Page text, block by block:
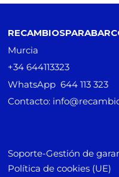
Murcia
+34 644113323
WhatsApp 644 113 323
Contacto:
Soporte-Gestión de
Política de cookies (UE)